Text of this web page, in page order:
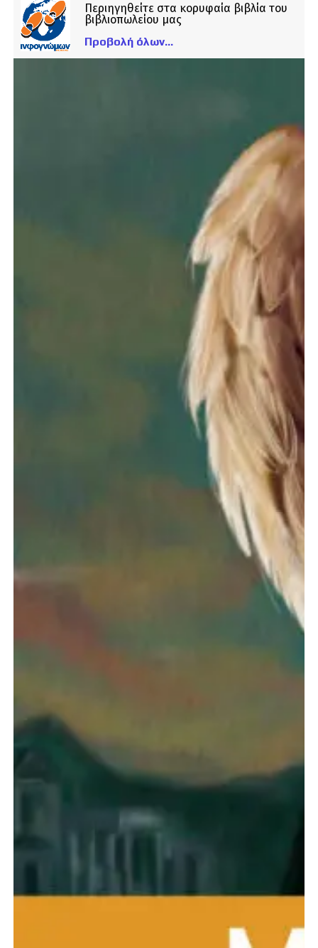
Περιηγηθείτε στα κορυφαία βιβλία του
βιβλιοπωλείου μας
Προβολή όλων